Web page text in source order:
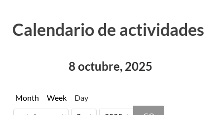
Calendario de actividades
8 octubre, 2025
Month Week Day